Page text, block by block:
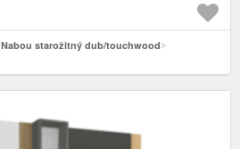
starožitný dub/touchwood